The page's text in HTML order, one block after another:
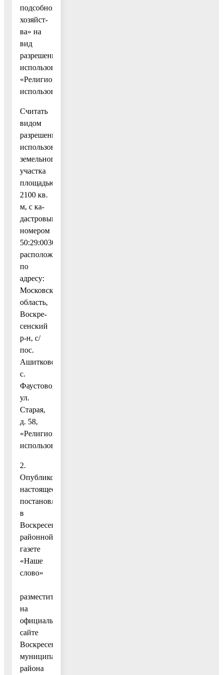
подсобного
хозяйст-
ва» на
вид
разрешенного
использования
«Религиозное
использование».
Считать
видом
разрешенного
использования
земельного
участка
площадью
2100 кв.
м, с ка-
дастровым
номером
50:29:0030302:495,
расположенного
по
адресу:
Московская
область,
Воскре-
сенский
р-н, с/
пос.
Ашитковское,
с.
Фаустово,
ул.
Старая,
д. 58,
«Религиозное
использование».
2.
Опубликовать
настоящее
постановление
в
Воскресенской
районной
газете
«Наше
слово»
разместить
на
официальном
сайте
Воскресенского
муниципального
района